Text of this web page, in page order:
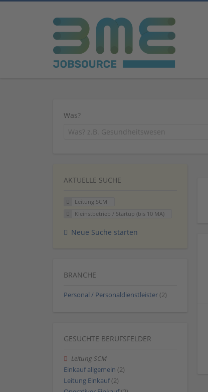
Was?
AKTUELLE SUCHE
Leitung SCM
Kleinstbetrieb / Startup (bis 10 MA)
Neue Suche starten
BRANCHE
Personal / Personaldienstleister (2)
GESUCHTE BERUFSFELDER
Leitung SCM
Einkauf allgemein (2)
Leitung Einkauf (2)